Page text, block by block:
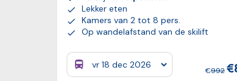
Lekker eten
Kamers van 2 tot 8 pers.
Op wandelafstand van de skilift
Prijzen: 992